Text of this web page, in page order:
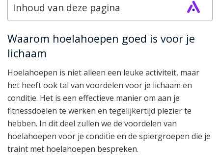
Inhoud van deze pagina
Waarom hoelahoepen goed is voor je
lichaam
Hoelahoepen is niet alleen een leuke activiteit, maar
het heeft ook tal van voordelen voor je lichaam en
conditie. Het is een effectieve manier om aan je
fitnessdoelen te werken en tegelijkertijd plezier te
hebben. In dit deel zullen we de voordelen van
hoelahoepen voor je conditie en de spiergroepen die je
traint met hoelahoepen bespreken.